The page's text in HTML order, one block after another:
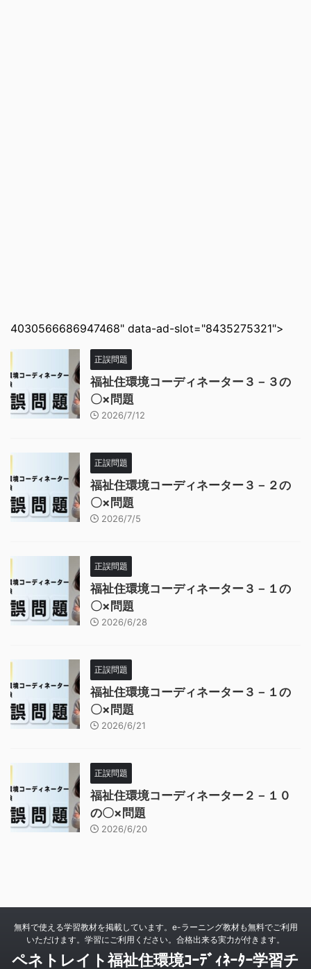
4030566686947468" data-ad-slot="8435275321">
正誤問題
福祉住環境コーディネーター３－３の
〇×問題
2026/7/12
正誤問題
福祉住環境コーディネーター３－２の
〇×問題
2026/7/5
正誤問題
福祉住環境コーディネーター３－１の
〇×問題
2026/6/28
正誤問題
福祉住環境コーディネーター３－１の
〇×問題
2026/6/21
正誤問題
福祉住環境コーディネーター２－１０
の〇×問題
2026/6/20
無料で使える学習教材を掲載しています。e-ラーニング教材も無料でご利用
いただけます。学習にご利用ください。合格出来る実力が付きます。
ペネトレイト福祉住環境ｺｰﾃﾞｨﾈｰﾀｰ学習チ